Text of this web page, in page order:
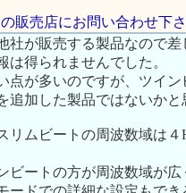
販売店にお問い合わせ下
社が販売する製品なので
は得られませんでした。
点が多いのですが、ツイ
追加した製品ではないかと
リムビートの周波数域は
ビートの方が周波数域が